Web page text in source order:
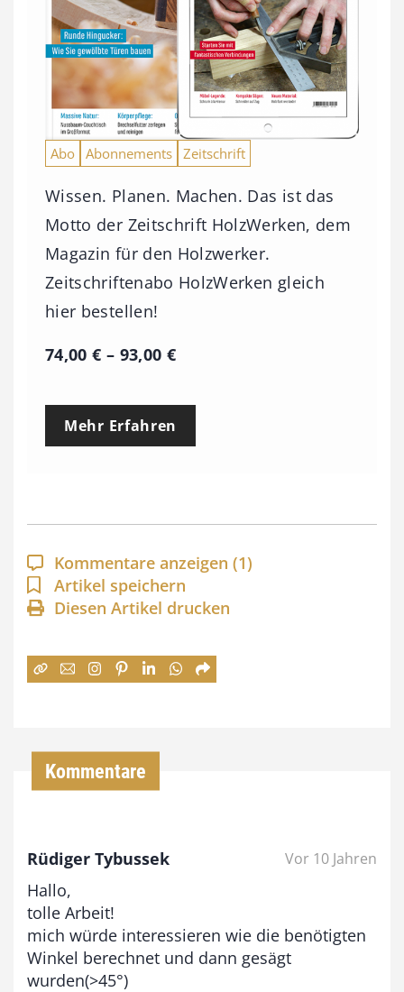
Abo Abonnements Zeitschrift
Wissen. Planen. Machen. Das ist das
Motto der Zeitschrift HolzWerken, dem
Magazin für den Holzwerker.
Zeitschriftenabo HolzWerken gleich
hier bestellen!
74,00€ – 93,00 €P
e
p
a
n
n
:
i
s
Mehr Erfahren
Kommentare anzeigen (1)
Artikel speichern
Diesen Artikel drucken
Kommentare
Rüdiger Tybussek Vor 10 Jahren
Hallo,
tolle Arbeit!
mich würde interessieren wie die benötigten
Winkel berechnet und dann gesägt
wurden(>45°)